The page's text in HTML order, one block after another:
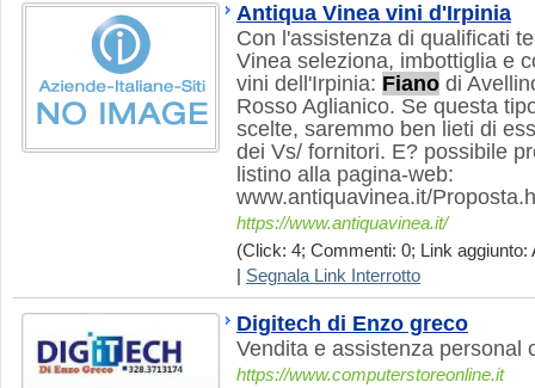
Antiqua Vinea vini d'Irpinia
Con l'assistenza di qualificati
Vinea seleziona, imbottiglia e
vini dell'Irpinia: Fiano di
Rosso Aglianico. Se questa
scelte, saremmo ben lieti di
dei Vs/ fornitori. E? possibile
listino alla pagina-web:
www.antiquavinea.it/
https://www.antiquavinea.it/
(Click: 4; Commenti: 0; Link aggiunto:
Segnala Link Interrotto
Digitech di Enzo greco
Vendita e assistenza personal
https://www.computerstoreonline.it